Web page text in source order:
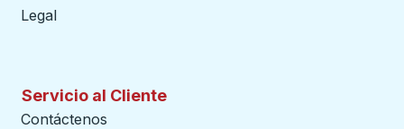
Legal
Servicio al Cliente
Contáctenos